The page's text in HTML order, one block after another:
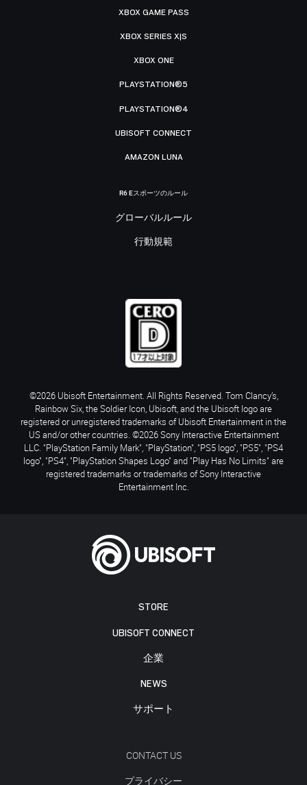
STORE
UBISOFT CONNECT
企業
NEWS
サポート
CONTACT US
プライバシー
XBOX GAME PASS
XBOX SERIES X|S
XBOX ONE
PLAYSTATION®5
PLAYSTATION®4
UBISOFT CONNECT
AMAZON LUNA
R6 Eスポーツのルール
グローバルルール
行動規範
©2026 Ubisoft Entertainment. All Rights Reserved. Tom Clancy’s,
Rainbow Six, the Soldier Icon, Ubisoft, and the Ubisoft logo are
registered or unregistered trademarks of Ubisoft Entertainment in the
US and/or other countries. ©2026 Sony Interactive Entertainment
LLC. "PlayStation Family Mark", "PlayStation", "PS5 logo", "PS5", "PS4
logo", "PS4", "PlayStation Shapes Logo" and "Play Has No Limits" are
registered trademarks or trademarks of Sony Interactive
Entertainment Inc.